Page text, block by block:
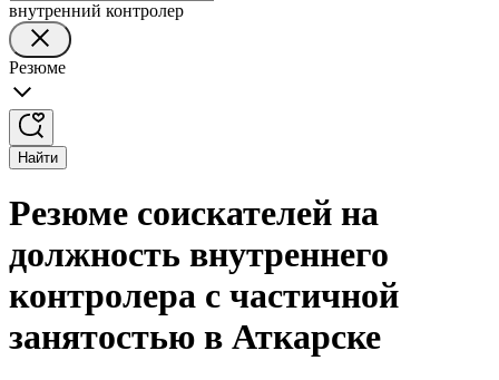
внутренний контролер
Резюме
Найти
Резюме соискателей на
должность внутреннего
контролера с частичной
занятостью в Аткарске